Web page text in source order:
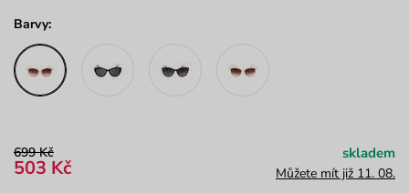
Barvy:
699 Kč
503 Kč
skladem
Můžete mít již 11. 08.